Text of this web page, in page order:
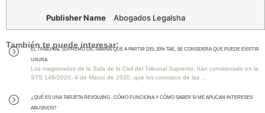
Publisher Name Abogados Legalsha
También te puede interesar:
=
EL TRIBUNAL SUPREMO DICTAMINA QUE A PARTIR DEL 20% TAE, SE CONSIDERA QUE PUEDE EXISTIR
USURA
Los magistrados de la Sala de lo Civil del Tribunal Supremo, han considerado en la
STS 149/2020, 4 de Marzo de 2020, que los contratos de las ...
=
¿QUÉ ES UNA TARJETA REVOLVING , CÓMO FUNCIONA Y CÓMO SABER SI ME APLICAN INTERESES
ABUSIVOS?